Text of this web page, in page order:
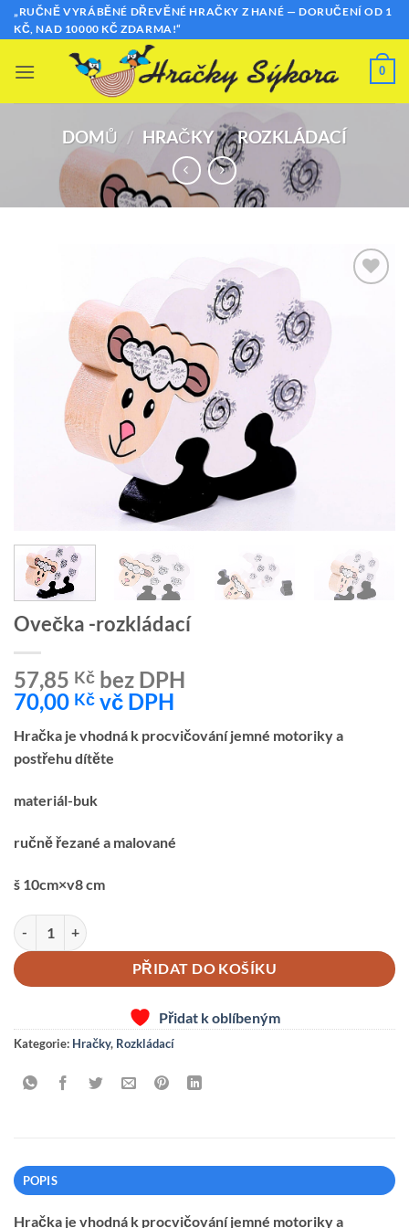
Přeskočit
„RUČNĚ VYRÁBĚNÉ DŘEVĚNÉ HRAČKY Z HANÉ — DORUČENÍ OD 1
KČ, NAD 10000 KČ ZDARMA!“
0
DOMŮ / HRAČKY / ROZKLÁDACÍ
oblíbeným
Ovečka -rozkládací
57,85 Kč bez DPH
70,00 Kč vč DPH
Hračka je vhodná k procvičování jemné motoriky a
postřehu dítěte
materiál-buk
ručně řezané a malované
š 10cm×v8 cm
Ovečka -rozkládací množství
PŘIDAT DO KOŠÍKU
Přidat k oblíbeným
Kategorie: Hračky, Rozkládací
POPIS
Hračka je vhodná k procvičování jemné motoriky a